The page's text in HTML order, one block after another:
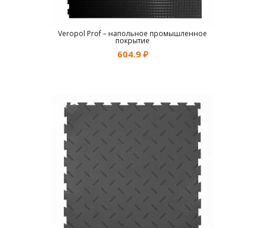
Veropol Prof – напольное промышленное
покрытие
604.9 ₽